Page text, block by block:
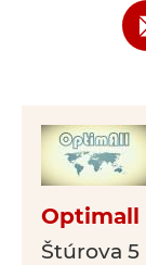
Optimall
Štúrova 5